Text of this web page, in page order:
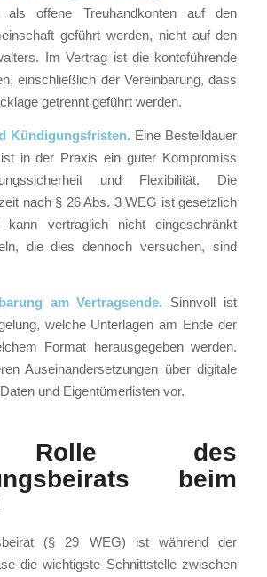
als offene Treuhandkonten auf den
geführt werden, nicht auf den
Im Vertrag ist die kontoführende
einschließlich der Vereinbarung, dass
getrennt geführt werden.
Kündigungsfristen. Eine Bestelldauer
in der Praxis ein guter Kompromiss
und Flexibilität. Die
nach § 26 Abs. 3 WEG ist gesetzlich
kann vertraglich nicht eingeschränkt
die dies dennoch versuchen, sind
am Vertragsende. Sinnvoll ist
welche Unterlagen am Ende der
Format herausgegeben werden.
Auseinandersetzungen über digitale
und Eigentümerlisten vor.
des
beim
(§ 29 WEG) ist während der
die wichtigste Schnittstelle zwischen